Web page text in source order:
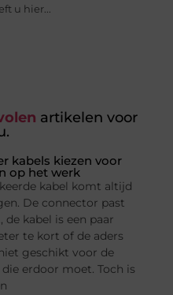
u hier...
artikelen voor
kabels kiezen voor
op het werk
kabel komt altijd
De connector past
de kabel is een paar
te kort of de aders
geschikt voor de
erdoor moet. Toch is